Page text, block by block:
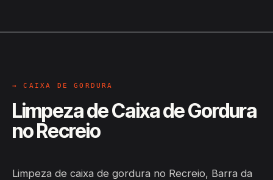
→ CAIXA DE GORDURA
Limpeza de Caixa de Gordura
no Recreio
Limpeza de caixa de gordura no Recreio, Barra da